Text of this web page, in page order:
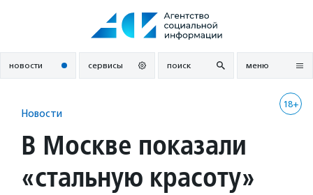
новости сервисы поиск меню
18+
Новости
В Москве показали
«стальную красоту»